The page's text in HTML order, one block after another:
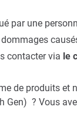
par une
contacter via le
de produits et
Gen) ? Vous